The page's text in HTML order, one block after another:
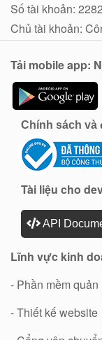
Số tài khoản:
Chủ tài khoản:
Tải mobile app:
Chính sách và
Tài liệu cho
API
Lĩnh vực kinh
- Phần mềm
- Thiết kế website